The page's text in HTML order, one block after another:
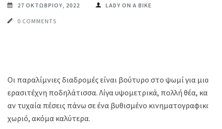
27 ΟΚΤΩΒΡΊΟΥ, 2022 LADY ON A BIKE
0 COMMENTS
Οι παραλίμνιες διαδρομές είναι βούτυρο στο ψωμί για μια
ερασιτέχνη ποδηλάτισσα. Λίγα υψομετρικά, πολλή θέα, και
αν τυχαία πέσεις πάνω σε ένα βυθισμένο κινηματογραφικό
χωριό, ακόμα καλύτερα.